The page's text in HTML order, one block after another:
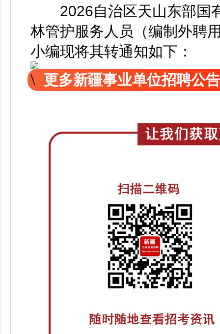
2026自治区天山东部国
林管护服务人员（编制外聘
小编现将其转通知如下：
更多新疆事业单位招聘公